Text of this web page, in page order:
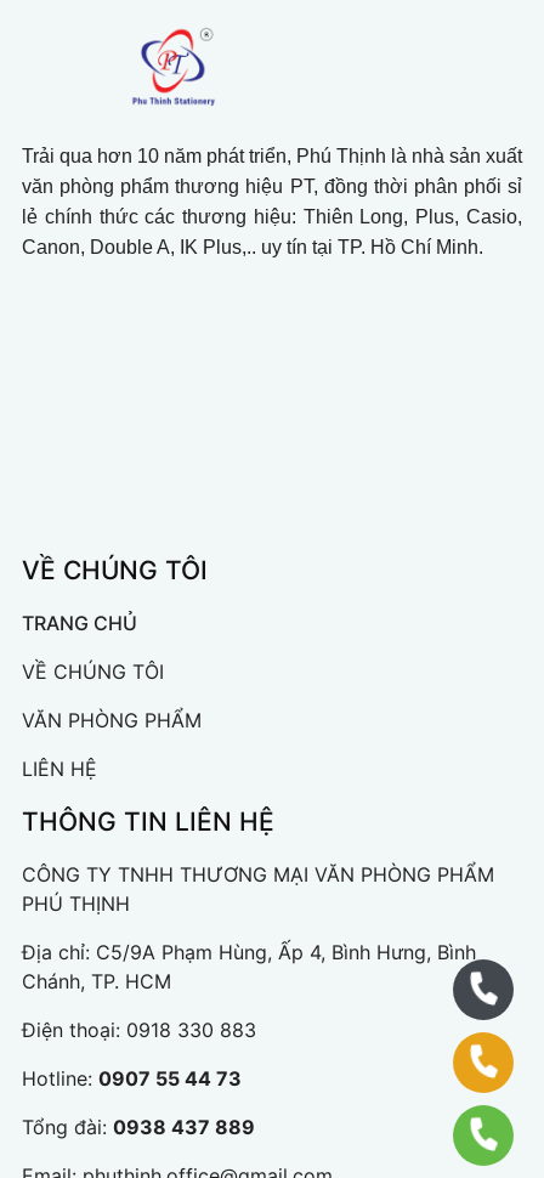
Trải qua hơn 10 năm phát triển, Phú Thịnh là nhà sản xuất
văn phòng phẩm thương hiệu PT, đồng thời phân phối sỉ
lẻ chính thức các thương hiệu: Thiên Long, Plus, Casio,
Canon, Double A, IK Plus,.. uy tín tại TP. Hồ Chí Minh.
VỀ CHÚNG TÔI
TRANG CHỦ
VỀ CHÚNG TÔI
VĂN PHÒNG PHẨM
LIÊN HỆ
THÔNG TIN LIÊN HỆ
CÔNG TY TNHH THƯƠNG MẠI VĂN PHÒNG PHẨM
PHÚ THỊNH
Địa chỉ: C5/9A Phạm Hùng, Ấp 4, Bình Hưng, Bình
Chánh, TP. HCM
Điện thoại: 0918 330 883
Hotline: 0907 55 44 73
Tổng đài: 0938 437 889